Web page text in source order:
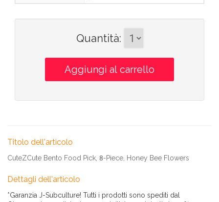
Quantità:
Titolo dell'articolo
CuteZCute Bento Food Pick, 8-Piece, Honey Bee Flowers
Dettagli dell'articolo
*Garanzia J-Subculture! Tutti i prodotti sono spediti dal